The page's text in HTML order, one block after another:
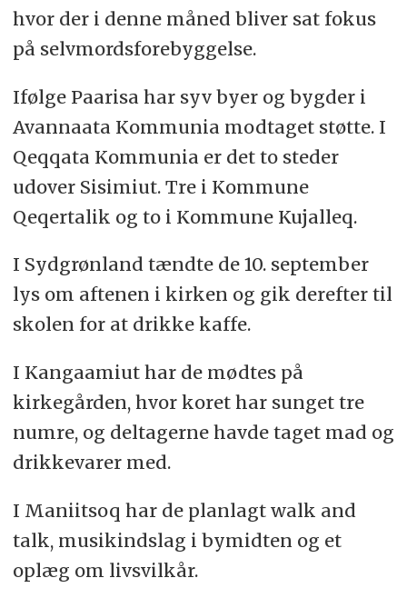
hvor der i denne måned bliver sat fokus
på selvmordsforebyggelse.
Ifølge Paarisa har syv byer og bygder i
Avannaata Kommunia modtaget støtte. I
Qeqqata Kommunia er det to steder
udover Sisimiut. Tre i Kommune
Qeqertalik og to i Kommune Kujalleq.
I Sydgrønland tændte de 10. september
lys om aftenen i kirken og gik derefter til
skolen for at drikke kaffe.
I Kangaamiut har de mødtes på
kirkegården, hvor koret har sunget tre
numre, og deltagerne havde taget mad og
drikkevarer med.
I Maniitsoq har de planlagt walk and
talk, musikindslag i bymidten og et
oplæg om livsvilkår.